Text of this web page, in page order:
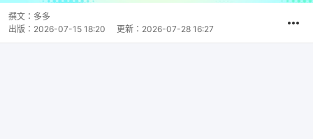
撰文： 多多
出版： 2026-07-15 18:20 更新： 2026-07-28 16:27